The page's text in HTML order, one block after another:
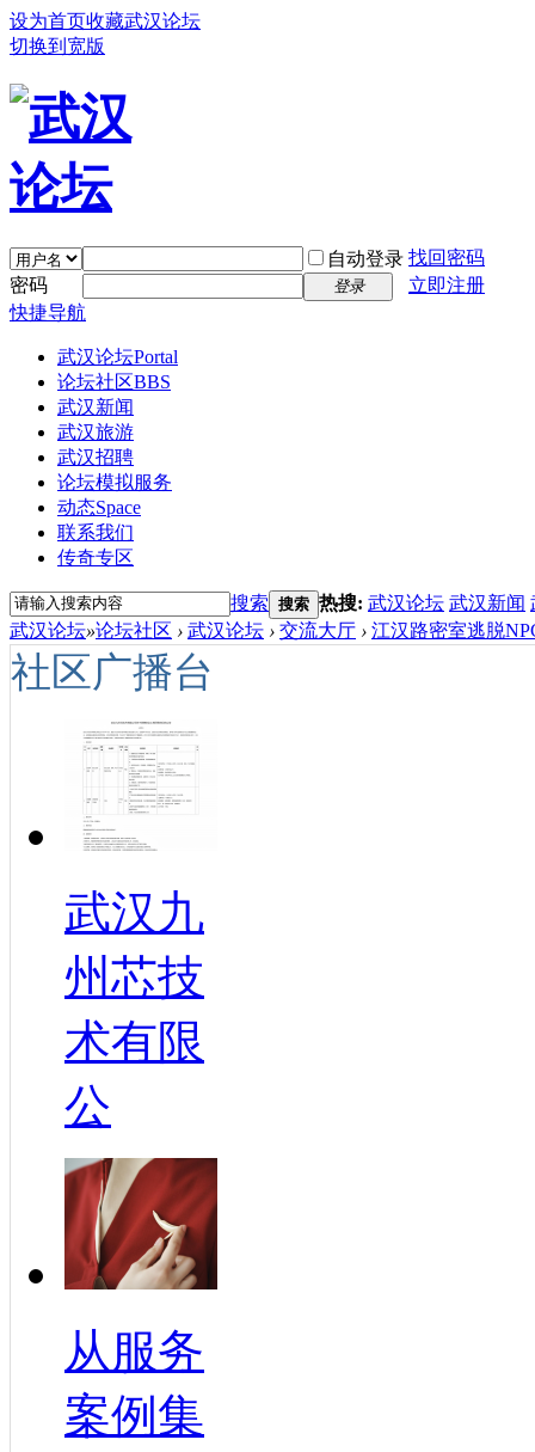
设为首页收藏武汉论坛
切换到宽版
自动登录 找回密码
密码
登录
立即注册
快捷导航
武汉论坛Portal
论坛社区BBS
武汉新闻
武汉旅游
武汉招聘
论坛模拟服务
动态Space
联系我们
传奇专区
搜索 搜索 热搜: 武汉论坛 武汉新闻
武汉论坛»论坛社区 › 武汉论坛 › 交流大厅 › 江汉路密室逃脱
社区广播台
武汉九
州芯技
术有限
公
从服务
案例集